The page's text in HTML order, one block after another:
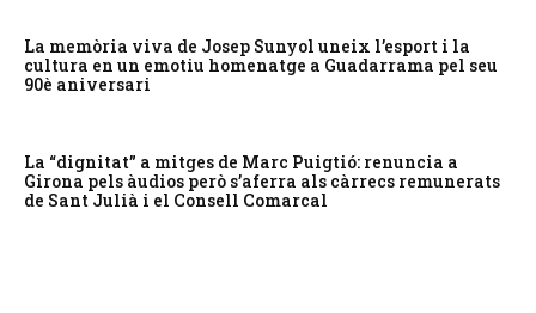
La memòria viva de Josep Sunyol uneix l’esport i la
cultura en un emotiu homenatge a Guadarrama pel seu
90è aniversari
La “dignitat” a mitges de Marc Puigtió: renuncia a
Girona pels àudios però s’aferra als càrrecs remunerats
de Sant Julià i el Consell Comarcal